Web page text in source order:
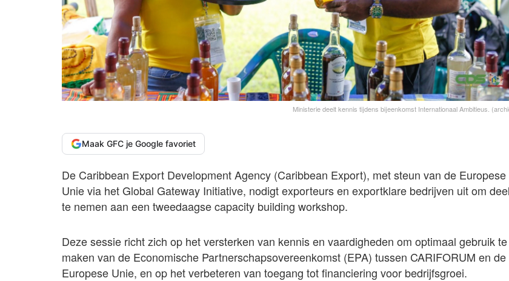
Ministerie deelt kennis tijdens bijeenkomst Internationaal Ambitieus.
Maak GFC je Google favoriet
De Caribbean Export Development Agency (Caribbean Export), met steun van de Europese
Unie via het Global Gateway Initiative, nodigt exporteurs en exportklare bedrijven uit om deel
te nemen aan een tweedaagse capacity building workshop.
Deze sessie richt zich op het versterken van kennis en vaardigheden om optimaal gebruik te
maken van de Economische Partnerschapsovereenkomst (EPA) tussen CARIFORUM en de
Europese Unie, en op het verbeteren van toegang tot financiering voor bedrijfsgroei.